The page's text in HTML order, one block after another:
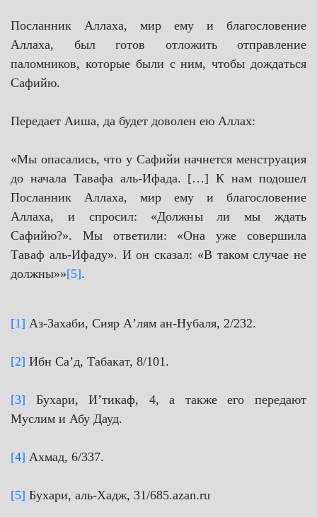
Посланник Аллаха, мир ему и благословение
Аллаха, был готов отложить отправление
паломников, которые были с ним, чтобы дождаться
Сафийю.
Передает Аиша, да будет доволен ею Аллах:
«Мы опасались, что у Сафийи начнется менструация
до начала Тавафа аль-Ифада. […] К нам подошел
Посланник Аллаха, мир ему и благословение
Аллаха, и спросил: «Должны ли мы ждать
Сафийю?». Мы ответили: «Она уже совершила
Таваф аль-Ифаду». И он сказал: «В таком случае не
должны»»[5].
[1] Аз-Захаби, Сияр Аʼлям ан-Нубаля, 2/232.
[2] Ибн Саʼд, Табакат, 8/101.
[3] Бухари, Иʼтикаф, 4, а также его передают
Муслим и Абу Дауд.
[4] Ахмад, 6/337.
[5] Бухари, аль-Хадж, 31/685.azan.ru